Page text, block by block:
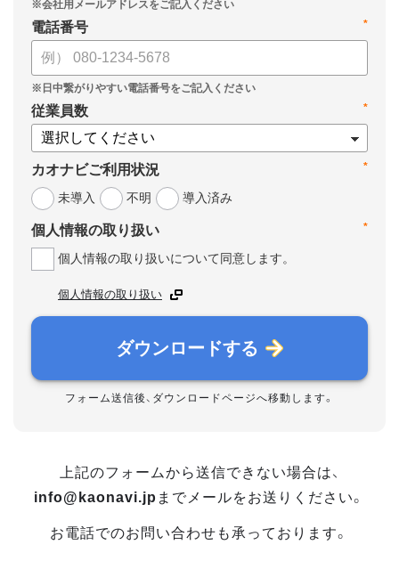
*
電話番号
*
従業員数
*
カオナビご利用状況
未導入
不明 導入済み
*
個人情報の取り扱い
個人情報の取り扱いについて同意します。
個人情報の取り扱い
ダウンロードする
フォーム送信後、ダウンロードページへ移動します。
上記のフォームから送信できない場合は、
info@kaonavi.jp までメールをお送りください。
お電話でのお問い合わせも承っております。